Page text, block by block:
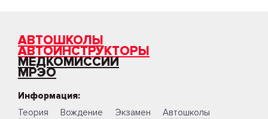
АВТОШКОЛЫ
АВТОИНСТРУКТОРЫ
МЕДКОМИССИИ
МРЭО
Информация:
Теория
Вождение Экзамен
Автошколы